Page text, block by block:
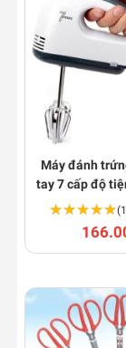
Máy đánh
tay 7 cấp độ
★★★★★
★★★★★